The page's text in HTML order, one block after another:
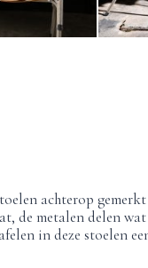
achterop
de metalen delen
in deze stoelen